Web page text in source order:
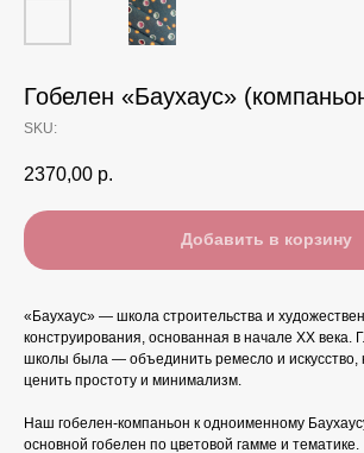
Гобелен «Баухаус»
SKU:
2370,00 р.
Добавить в корзину
«Баухаус» — школа строительства и
конструирования, основанная в начале XX века.
школы была — объединить ремесло и искусство,
ценить простоту и минимализм.
Наш гобелен-компаньон к одноименному
основной гобелен по цветовой гамме и тематике.